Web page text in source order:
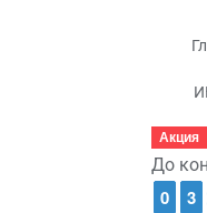
Акция
До
9
9
0
0 2
2
3
3